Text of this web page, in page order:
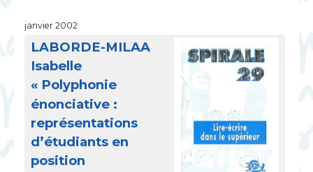
janvier 2002
LABORDE-MILAA
Isabelle
« Polyphonie
énonciative :
représentations
d’étudiants en
position